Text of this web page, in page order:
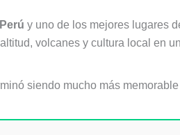
y uno de los mejores lugares
volcanes y cultura local en
siendo mucho más